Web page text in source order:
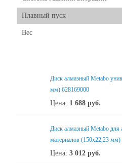
Плавный пуск
Вес
Диск алмазный Metabo
мм) 628169000
Цена: 1 688 руб.
Диск алмазный Metabo для
материалов (150x22,23 мм)
Цена: 3 012 руб.